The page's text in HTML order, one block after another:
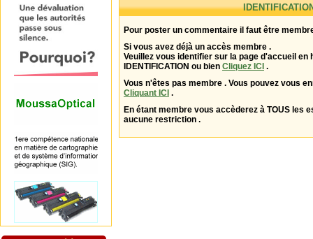
Pour poster un commentaire il faut être
Si vous avez déjà un accès membre .
Veuillez vous identifier sur la page d'accueil en
IDENTIFICATION ou bien Cliquez ICI .
Vous n'êtes pas membre . Vous pouvez vous
Cliquant ICI .
En étant membre vous accèderez à TOUS les
aucune restriction .